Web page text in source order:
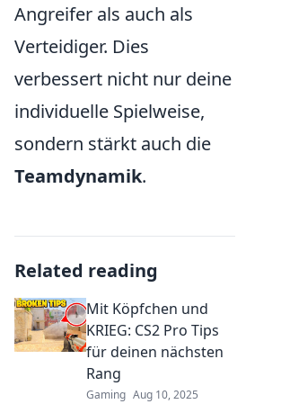
Angreifer als auch als
Verteidiger. Dies
verbessert nicht nur deine
individuelle Spielweise,
sondern stärkt auch die
Teamdynamik.
Related reading
Mit Köpfchen und
KRIEG: CS2 Pro Tips
für deinen nächsten
Rang
Gaming Aug 10, 2025